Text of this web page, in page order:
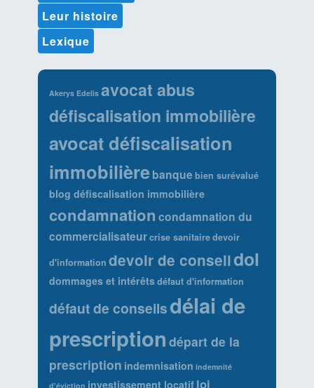
Leur histoire
Lexique
Akerys Edelis avocat abus
défiscalisation immobilière
avocat défiscalisation
immobilièrebanque bien surévalué
blog défiscalisation immobilière
condamnation condamnation du
commercialisateurcrise sanitairedevoir
d'information devoir de conseildol
dommages et intérêtsdéfaut d'information
défaut de conseilsdélai de
prescription départ de la
prescription indemnisation indemnité
d'éviction investissement locatif loi